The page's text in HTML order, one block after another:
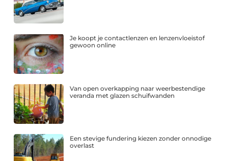
Je koopt je contactlenzen en lenzenvloeistof
gewoon online
Van open overkapping naar weerbestendige
veranda met glazen schuifwanden
Een stevige fundering kiezen zonder onnodige
overlast